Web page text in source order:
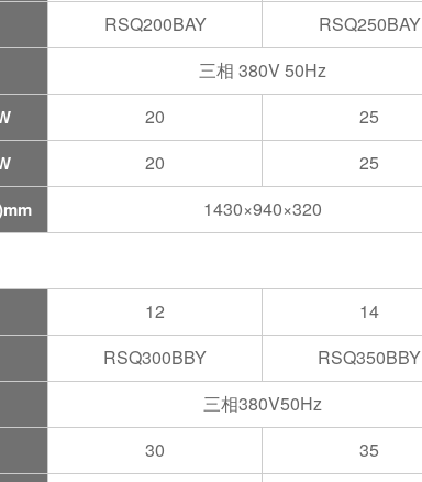
RSQ200BAY
RSQ250BAY
三相 380V 50Hz
20 25
20 25
1430×940×320
12
14
RSQ300BBY
RSQ350BBY
三相380V50Hz
30
35